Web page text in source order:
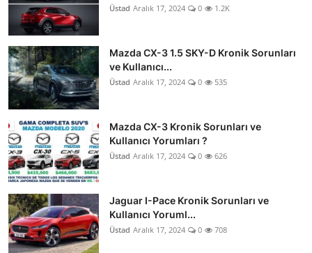
Üstad Aralık 17, 2024 0 1.2K
Mazda CX-3 1.5 SKY-D Kronik Sorunları
ve Kullanıcı...
Üstad Aralık 17, 2024 0 535
Mazda CX-3 Kronik Sorunları ve
Kullanıcı Yorumları ?
Üstad Aralık 17, 2024 0 626
Jaguar I-Pace Kronik Sorunları ve
Kullanıcı Yoruml...
Üstad Aralık 17, 2024 0 708